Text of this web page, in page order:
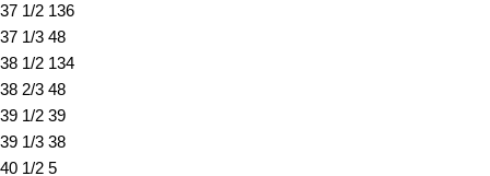
37 1/2 136
37 1/3 48
38 1/2 134
38 2/3 48
39 1/2 39
39 1/3 38
40 1/2 5